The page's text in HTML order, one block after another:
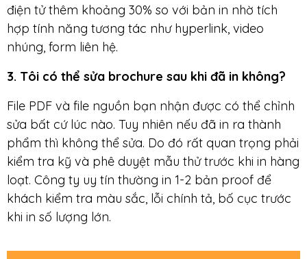
điện tử thêm khoảng 30% so với bản in nhờ tích
hợp tính năng tương tác như hyperlink, video
nhúng, form liên hệ.
3. Tôi có thể sửa brochure sau khi đã in không?
File PDF và file nguồn bạn nhận được có thể chỉnh
sửa bất cứ lúc nào. Tuy nhiên nếu đã in ra thành
phẩm thì không thể sửa. Do đó rất quan trọng phải
kiểm tra kỹ và phê duyệt mẫu thử trước khi in hàng
loạt. Công ty uy tín thường in 1-2 bản proof để
khách kiểm tra màu sắc, lỗi chính tả, bố cục trước
khi in số lượng lớn.